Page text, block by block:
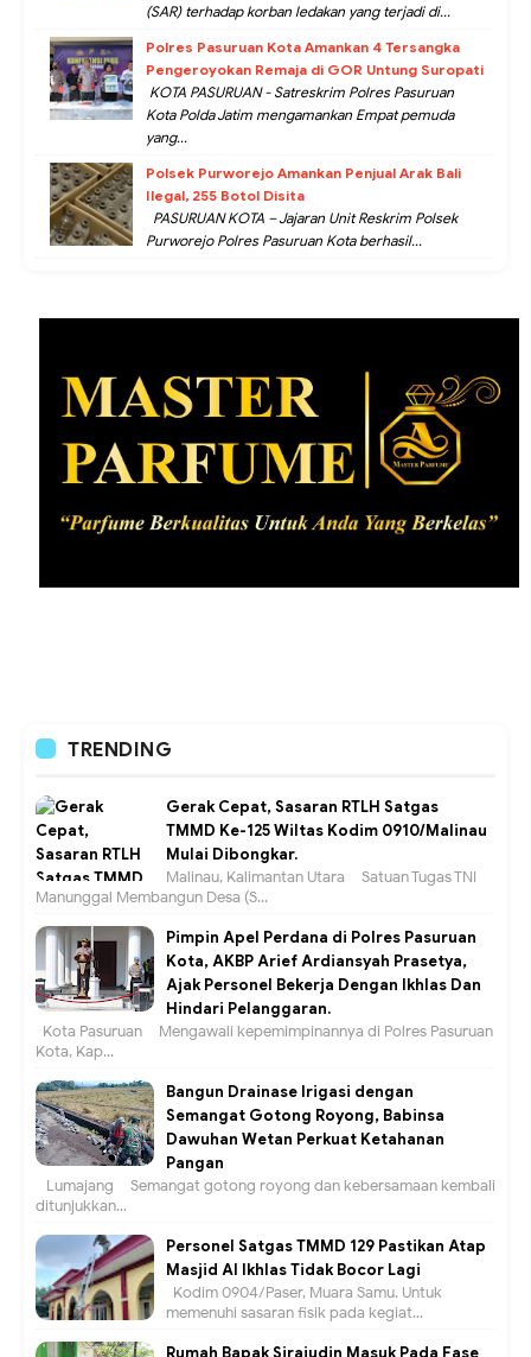
(SAR) terhadap korban ledakan yang terjadi di...
Polres Pasuruan Kota Amankan 4 Tersangka
Pengeroyokan Remaja di GOR Untung Suropati
KOTA PASURUAN - Satreskrim Polres Pasuruan
Kota Polda Jatim mengamankan Empat pemuda
yang...
Polsek Purworejo Amankan Penjual Arak Bali
Ilegal, 255 Botol Disita
PASURUAN KOTA – Jajaran Unit Reskrim Polsek
Purworejo Polres Pasuruan Kota berhasil...
TRENDING
Gerak Cepat, Sasaran RTLH Satgas
TMMD Ke-125 Wiltas Kodim 0910/Malinau
Mulai Dibongkar.
Malinau, Kalimantan Utara – Satuan Tugas TNI
Manunggal Membangun Desa (S...
Pimpin Apel Perdana di Polres Pasuruan
Kota, AKBP Arief Ardiansyah Prasetya,
Ajak Personel Bekerja Dengan Ikhlas Dan
Hindari Pelanggaran.
Kota Pasuruan – Mengawali kepemimpinannya di Polres Pasuruan
Kota, Kap...
Bangun Drainase Irigasi dengan
Semangat Gotong Royong, Babinsa
Dawuhan Wetan Perkuat Ketahanan
Pangan
Lumajang – Semangat gotong royong dan kebersamaan kembali
ditunjukkan...
Personel Satgas TMMD 129 Pastikan Atap
Masjid Al Ikhlas Tidak Bocor Lagi
Kodim 0904/Paser, Muara Samu. Untuk
memenuhi sasaran fisik pada kegiat...